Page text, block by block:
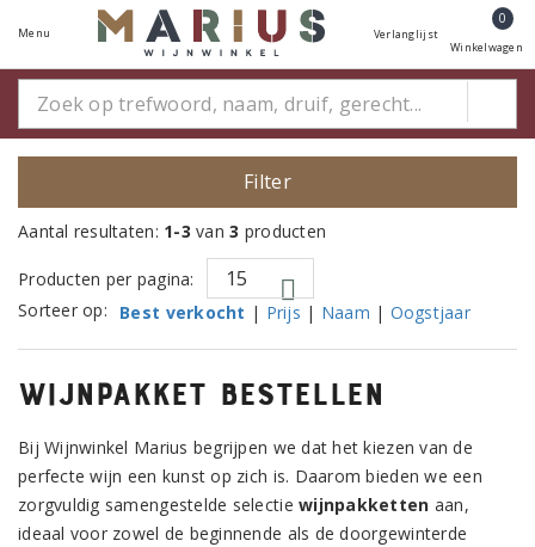
Menu Verlanglijst
0
Winkelwagen
Filter
Aantal resultaten: 1-3 van3 producten
Producten per pagina:
Sorteer op:
Best verkocht | Prijs | Naam | Oogstjaar
Wijnpakket bestellen
Bij Wijnwinkel Marius begrijpen we dat het kiezen van de
perfecte wijn een kunst op zich is. Daarom bieden we een
zorgvuldig samengestelde selectiewijnpakketten aan,
ideaal voor zowel de beginnende als de doorgewinterde